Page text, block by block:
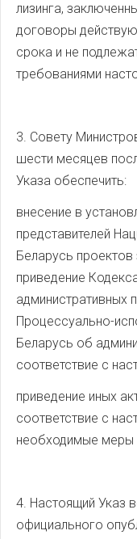
лизинга,
договоры
срока и не
требованиями
3. Совету
шести месяцев
Указа обеспечить:
внесение в
представителей
Беларусь
приведение
административных
Процессуально-
Беларусь об
соответствие с
приведение иных
соответствие с
необходимые меры
4. Настоящий Указ
официального